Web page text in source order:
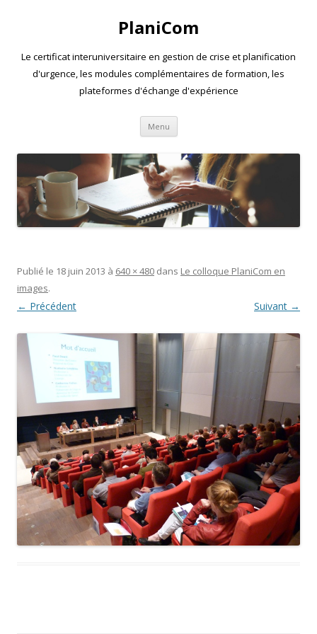
PlaniCom
Le certificat interuniversitaire en gestion de crise et planification
d'urgence, les modules complémentaires de formation, les
plateformes d'échange d'expérience
Menu Aller
contenu
Publié le 18 juin 2013 à 640 × 480 dans Le colloque PlaniCom en
images.
← Précédent Suivant →